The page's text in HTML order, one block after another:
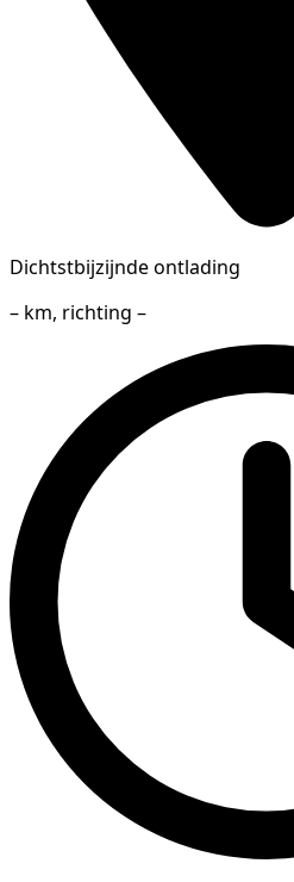
Dichtstbijzijnde ontlading
– km, richting –